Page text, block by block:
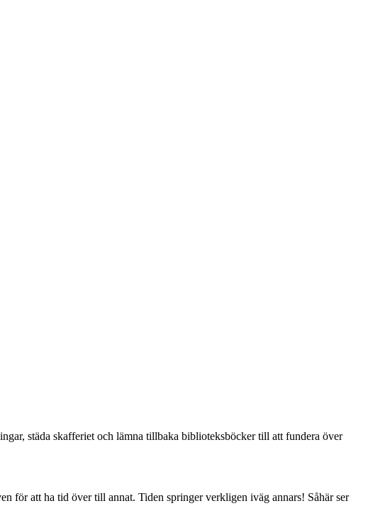
städa skafferiet och lämna tillbaka biblioteksböcker till att fundera över
för att ha tid över till annat. Tiden springer verkligen iväg annars! Såhär ser